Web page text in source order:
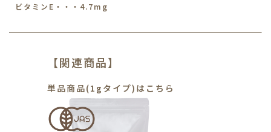
ビタミンE・・・4.7mg
【関連商品】
単品商品(1gタイプ)はこちら